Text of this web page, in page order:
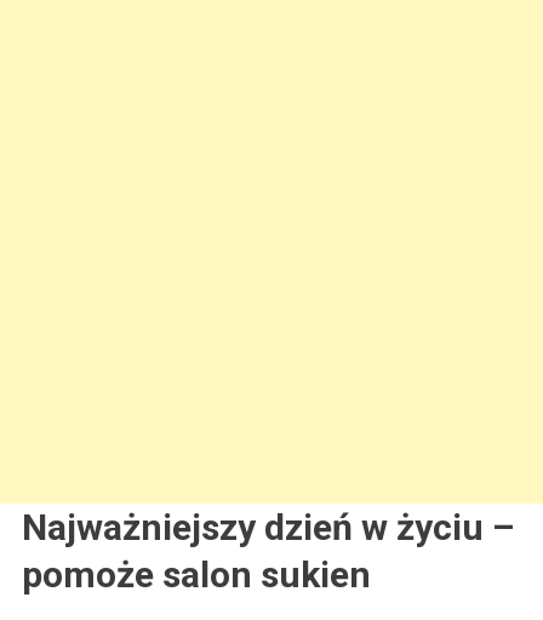
Najważniejszy dzień w życiu –
pomoże salon sukien